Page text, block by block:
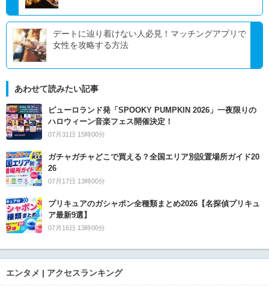
デートに辿り着けない人必見！マッチングアプリで
女性を攻略する方法
あわせて読みたい記事
ピューロランド発「SPOOKY PUMPKIN 2026」一夜限りの
ハロウィーン音楽フェス開催決定！
07月31日 15時00分
ガチャガチャどこで買える？全国エリア別設置場所ガイド20
26
07月17日 13時00分
プリキュアのガシャポン全種類まとめ2026【名探偵プリキュ
ア最新9選】
07月16日 13時00分
エンタメ | アクセスランキング